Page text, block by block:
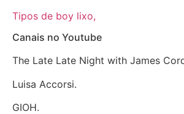
Tipos de boy lixo,
Canais no Youtube
The Late Late Night with James
Luisa Accorsi.
GIOH.